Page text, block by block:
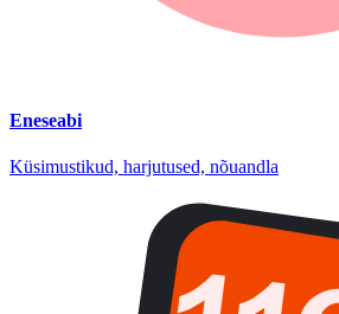
Eneseabi
Küsimustikud, harjutused, nõuandla